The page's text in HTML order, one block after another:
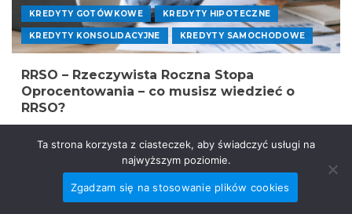
KREDYTY GOTÓWKOWE KREDYTY HIPOTECZNE
KREDYTY KONSOLIDACYJNE KREDYTY SAMOCHODOWE
RRSO – Rzeczywista Roczna Stopa
Oprocentowania – co musisz wiedzieć o
RRSO?
Ta strona korzysta z ciasteczek, aby świadczyć usługi na
najwyższym poziomie.
Zgadzam się na stosowanie plików cookies